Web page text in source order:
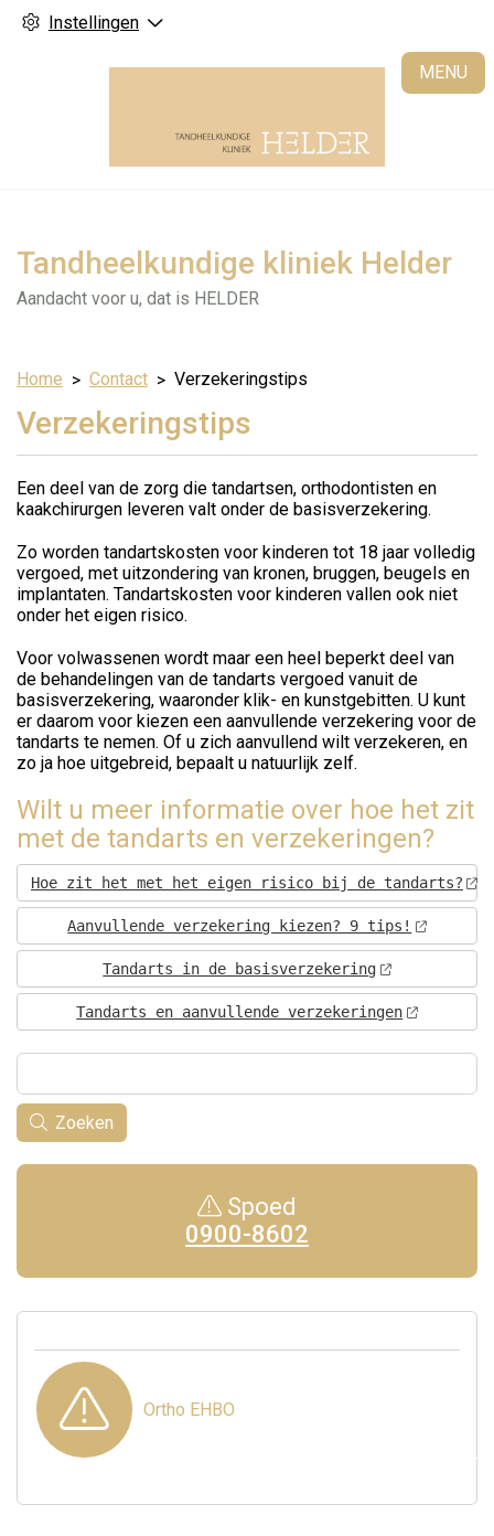
Instellingen
MENU
Tandheelkundige kliniek Helder
Aandacht voor u, dat is HELDER
Home Contact Verzekeringstips
Verzekeringstips
Een deel van de zorg die tandartsen, orthodontisten en
kaakchirurgen leveren valt onder de basisverzekering.
Zo worden tandartskosten voor kinderen tot 18 jaar volledig
vergoed, met uitzondering van kronen, bruggen, beugels en
implantaten. Tandartskosten voor kinderen vallen ook niet
onder het eigen risico.
Voor volwassenen wordt maar een heel beperkt deel van
de behandelingen van de tandarts vergoed vanuit de
basisverzekering, waaronder klik- en kunstgebitten. U kunt
er daarom voor kiezen een aanvullende verzekering voor de
tandarts te nemen. Of u zich aanvullend wilt verzekeren, en
zo ja hoe uitgebreid, bepaalt u natuurlijk zelf.
Wilt u meer informatie over hoe het zit
met de tandarts en verzekeringen?
Hoe zit het met het eigen risico bij de tandarts?
Aanvullende verzekering kiezen? 9 tips!
Tandarts in de basisverzekering
Tandarts en aanvullende verzekeringen
Zoeken
Spoed
0900-8602
Ortho EHBO